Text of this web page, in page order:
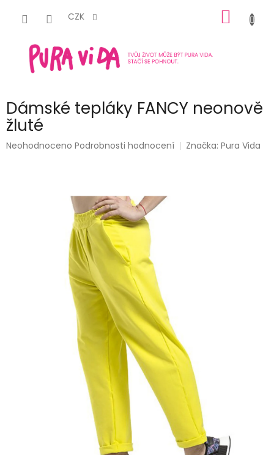
CZK
KOŠÍK
Dámské tepláky FANCY neonově
žluté
Průměrné
Neohodnoceno Podrobnosti hodnocení Značka:Pura Vida